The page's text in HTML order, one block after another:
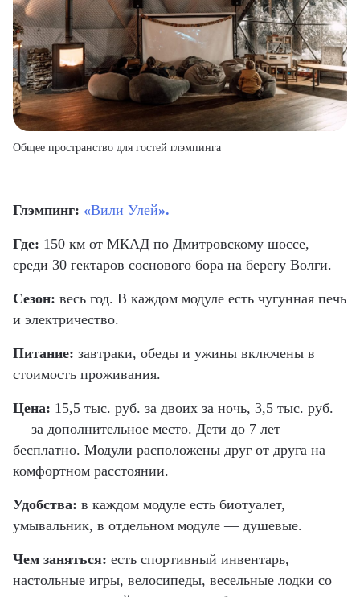
Общее пространство для гостей глэмпинга
Глэмпинг: «Вили Улей».
Где: 150 км от МКАД по Дмитровскому шоссе,
среди 30 гектаров соснового бора на берегу Волги.
Сезон: весь год. В каждом модуле есть чугунная печь
и электричество.
Питание: завтраки, обеды и ужины включены в
стоимость проживания.
Цена: 15,5 тыс. руб. за двоих за ночь, 3,5 тыс. руб.
— за дополнительное место. Дети до 7 лет —
бесплатно. Модули расположены друг от друга на
комфортном расстоянии.
Удобства: в каждом модуле есть биотуалет,
умывальник, в отдельном модуле — душевые.
Чем заняться: есть спортивный инвентарь,
настольные игры, велосипеды, весельные лодки со